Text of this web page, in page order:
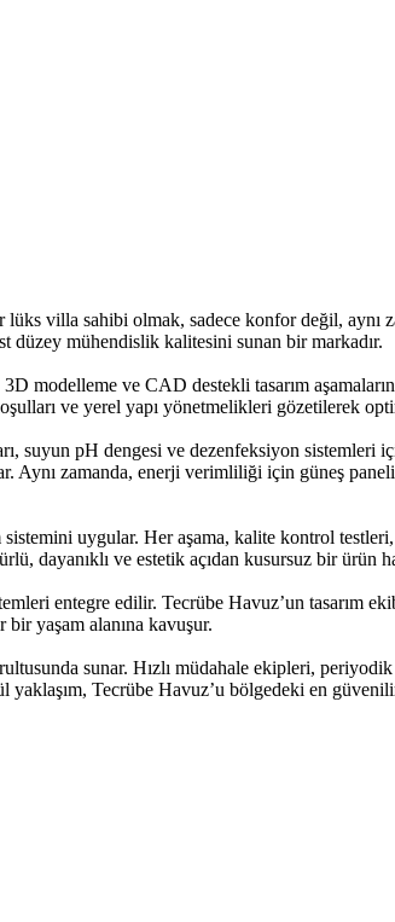
villa sahibi olmak, sadece konfor değil, aynı
düzey mühendislik kalitesini sunan bir markadır.
modelleme ve CAD destekli tasarım
ve yerel yapı yönetmelikleri gözetilerek
suyun pH dengesi ve dezenfeksiyon sistemleri
zamanda, enerji verimliliği için güneş paneli
uygular. Her aşama, kalite kontrol
dayanıklı ve estetik açıdan kusursuz bir ürün
entegre edilir. Tecrübe Havuz’un tasarım
yaşam alanına kavuşur.
sunar. Hızlı müdahale ekipleri, periyodik
yaklaşım, Tecrübe Havuz’u bölgedeki en